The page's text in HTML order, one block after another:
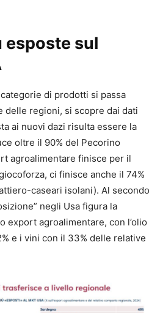
esposte sul
di prodotti si passa
delle regioni, si scopre dai dati
ai nuovi dazi risulta essere la
oltre il 90% del Pecorino
agroalimentare finisce per il
ci finisce anche il 74%
caseari isolani). Al secondo
negli Usa figura la
export agroalimentare, con l’olio
e i vini con il 33% delle relative